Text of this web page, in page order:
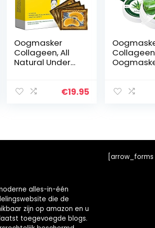
Oogmasker
Collageen, All
Natural Under
Hydrogel Gel
€19.95
Collageen
Voor
rimpel…
alles-in-één
die de
zijn op amazon en u
toegevoegde blogs.
[arrow_forms